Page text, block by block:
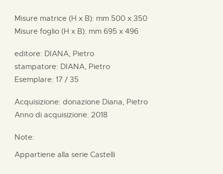
Misure matrice (H x B): mm 500 x 350
Misure foglio (H x B): mm 695 x 496
editore: DIANA, Pietro
stampatore: DIANA, Pietro
Esemplare: 17 / 35
Acquisizione: donazione Diana, Pietro
Anno di acquisizione: 2018
Note:
Appartiene alla serie Castelli